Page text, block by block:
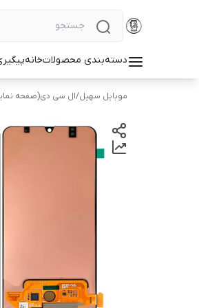
دسته‌بندی محصولاتخانه
موبایل سهیل/ال سی دی(صفحه